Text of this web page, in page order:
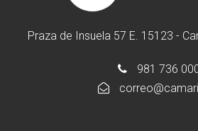
Praza de Insuela 57 E. 15123 -
981 736